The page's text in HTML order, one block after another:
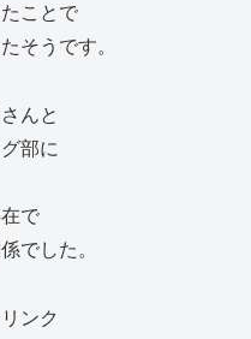
ことで
そうです。
んと
部に
で
でした。
ンク